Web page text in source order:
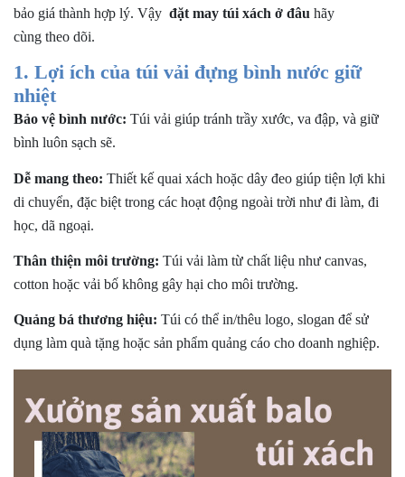
4. Lợi ích đặt may tại xưởng may túi vải đựng bình nước
5. Gợi ý xưởng may túi vải đựng bình nước uy tín
Xưởng may Trung Nguyên - may túi vải đựng bình nước
giữ nhiệt
1. Điểm mạnh của xưởng may Trung Nguyên
2. Dịch vụ nổi bật
3. Quy trình đặt hàng tại Trung Nguyên
Những lợi ích bạn có được khi may túi vải đựng bình
nước tại Trung Nguyên?
Trung Nguyên
+ Mua lẻ hoặc làm Nhà phân phối/Đại lý bán hàng nhãn
hiệu TN Bags & Xbags:
[Hỗ trợ in Logo/thông tin khách hàng lên Sản phẩm chỉ từ
bảo giá thành hợp lý. Vậy đặt may túi xách ở đâu hãy
cùng theo dõi.
1. Lợi ích của túi vải đựng bình nước giữ
nhiệt
Bảo vệ bình nước: Túi vải giúp tránh trầy xước, va đập, và giữ
bình luôn sạch sẽ.
Dễ mang theo: Thiết kế quai xách hoặc dây đeo giúp tiện lợi khi
di chuyển, đặc biệt trong các hoạt động ngoài trời như đi làm, đi
học, dã ngoại.
Thân thiện môi trường: Túi vải làm từ chất liệu như canvas,
cotton hoặc vải bố không gây hại cho môi trường.
Quảng bá thương hiệu: Túi có thể in/thêu logo, slogan để sử
dụng làm quà tặng hoặc sản phẩm quảng cáo cho doanh nghiệp.